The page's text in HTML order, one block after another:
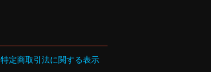
特定商取引法に関する表示